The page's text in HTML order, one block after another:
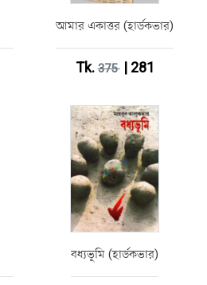
আমার একাত্তর (হার্ডকভার)
Tk.375| 281
বধ্যভূমি (হার্ডকভার)